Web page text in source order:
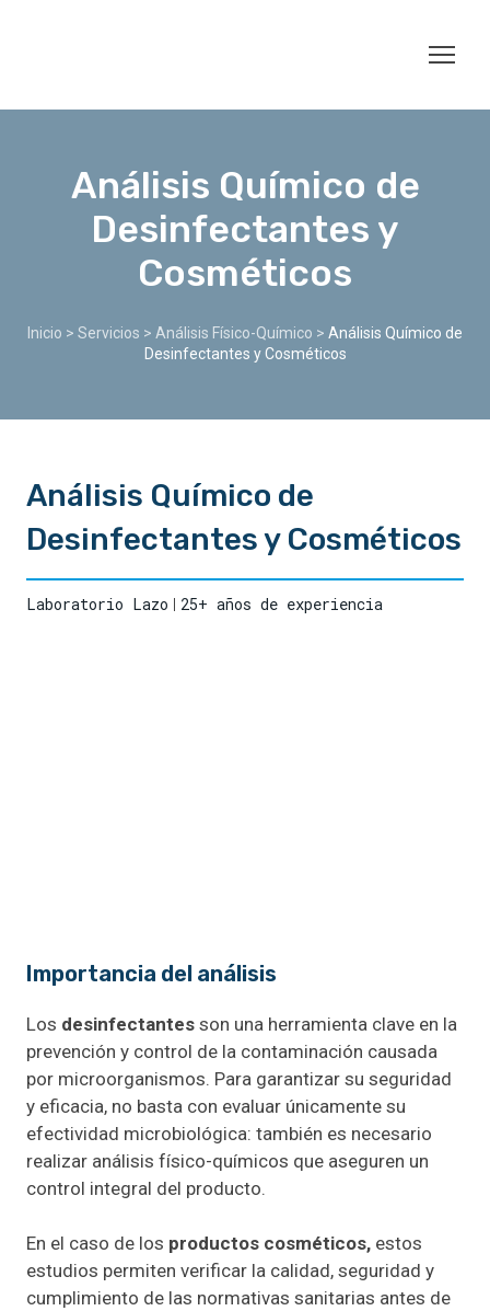
Análisis Químico de
Desinfectantes y
Cosméticos
Inicio > Servicios > Análisis Físico-Químico > Análisis Químico de
Desinfectantes y Cosméticos
Análisis Químico de
Desinfectantes y Cosméticos
Laboratorio Lazo 25+ años de experiencia
Importancia del análisis
Los desinfectantes son una herramienta clave en la
prevención y control de la contaminación causada
por microorganismos. Para garantizar su seguridad
y eficacia, no basta con evaluar únicamente su
efectividad microbiológica: también es necesario
realizar análisis físico-químicos que aseguren un
control integral del producto.
En el caso de los productos cosméticos, estos
estudios permiten verificar la calidad, seguridad y
cumplimiento de las normativas sanitarias antes de